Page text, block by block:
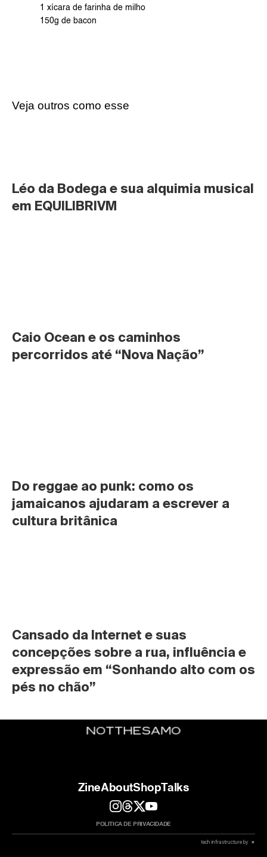
1 xícara de farinha de milho
150g de bacon
Veja outros como esse
Léo da Bodega e sua alquimia musical
em EQUILIBRIVM
Caio Ocean e os caminhos
percorridos até “Nova Nação”
Do reggae ao punk: como os
jamaicanos ajudaram a escrever a
cultura britânica
Cansado da Internet e suas
concepções sobre a rua, influência e
expressão em “Sonhando alto com os
pés no chão”
ZineAboutShopTalks
tech infrastructure by  ✷
POLITICA DE PRIVACIDADE